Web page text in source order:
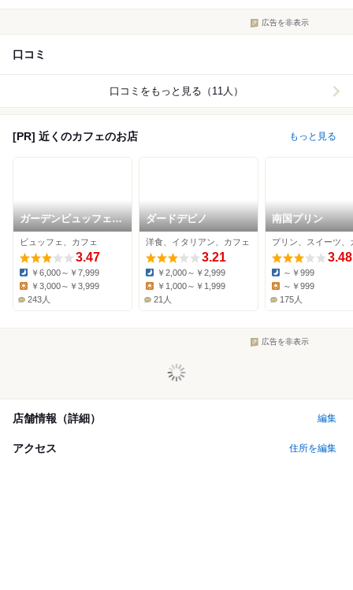
広告を非表示
口コミ
口コミをもっと見る（11人）
[PR] 近くのカフェのお店 もっと見る
ガーデンビュッフェ
パインテラス
ビュッフェ、カフェ
3.47
Dinner:
￥6,000～￥7,999
￥3,000～￥3,999
243人
ダードデピノ
洋食、イタリアン、カフェ
3.21
Dinner:
￥2,000～￥2,999
Lunch:
￥1,000～￥1,999
21人
南国プリン
プリン、スイーツ、
3.48
Dinner:
～￥999
～￥999
175人
広告を非表示
店舗情報（詳細） 編集
アクセス 住所を編集